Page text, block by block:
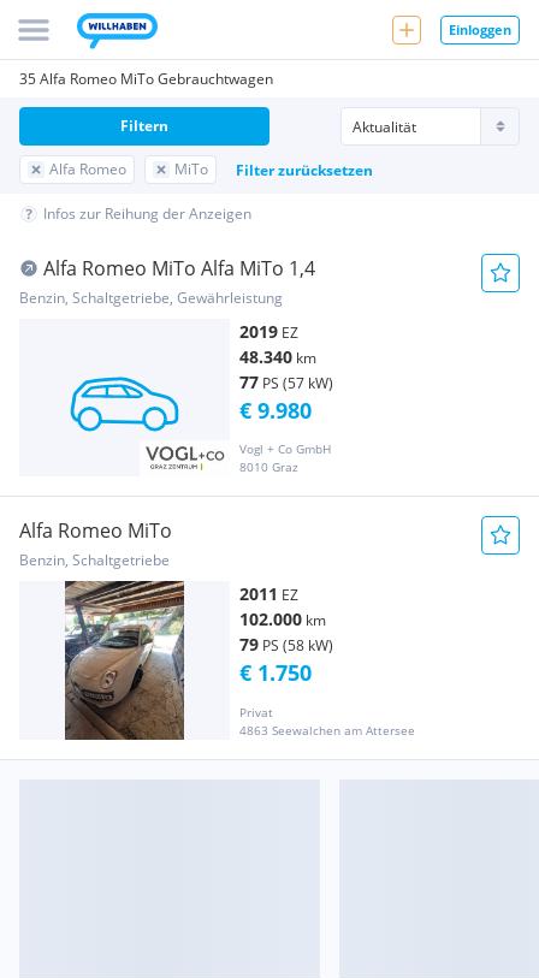
Einloggen
35 Alfa Romeo MiTo Gebrauchtwagen
Alfa Romeo MiTo Filter zurücksetzen
Filtern
Infos zur Reihung der Anzeigen
Alfa Romeo MiTo Alfa MiTo 1,4
Benzin, Schaltgetriebe, Gewährleistung
2019 EZ
48.340 km
77 PS (57 kW)
Vogl + Co GmbH
8010 Graz
€ 9.980
Alfa Romeo MiTo
Benzin, Schaltgetriebe
2011 EZ
102.000 km
79 PS (58 kW)
Privat
4863 Seewalchen am Attersee
€ 1.750